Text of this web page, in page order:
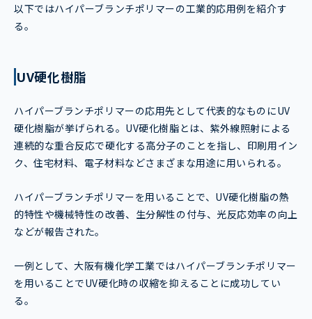
以下ではハイパーブランチポリマーの工業的応用例を紹介す
る。
UV硬化樹脂
ハイパーブランチポリマーの応用先として代表的なものにUV
硬化樹脂が挙げられる。UV硬化樹脂とは、紫外線照射による
連続的な重合反応で硬化する高分子のことを指し、印刷用イン
ク、住宅材料、電子材料などさまざまな用途に用いられる。
ハイパーブランチポリマーを用いることで、UV硬化樹脂の熱
的特性や機械特性の改善、生分解性の付与、光反応効率の向上
などが報告された。
一例として、大阪有機化学工業ではハイパーブランチポリマー
を用いることでUV硬化時の収縮を抑えることに成功してい
る。